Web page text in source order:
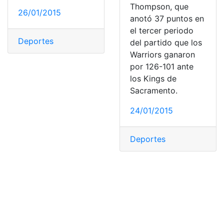
26/01/2015
Deportes
Thompson, que
anotó 37 puntos en
el tercer periodo
del partido que los
Warriors ganaron
por 126-101 ante
los Kings de
Sacramento.
24/01/2015
Deportes